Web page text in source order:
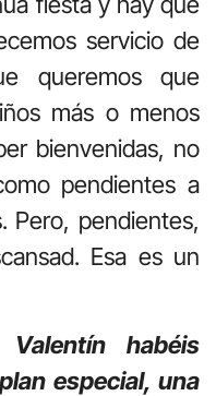
servicio de
queremos que
más o menos
bienvenidas, no
pendientes a
Pero, pendientes,
Esa es un
habéis
especial, una